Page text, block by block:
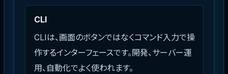
CLI
CLIは、画面のボタンではなくコマンド入力で操
作するインターフェースです。開発、サーバー運
用、自動化でよく使われます。